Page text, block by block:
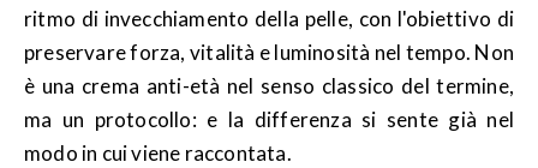
ritmo di invecchiamento della pelle, con l'obiettivo di
preservare forza, vitalità e luminosità nel tempo. Non
è una crema anti-età nel senso classico del termine,
ma un protocollo: e la differenza si sente già nel
modo in cui viene raccontata.